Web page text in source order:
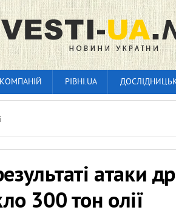
РІВНІ.UA
атаки
300 тон олії